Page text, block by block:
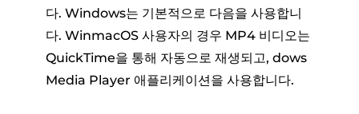
다. Windows는 기본적으로 다음을 사용합니
다. WinmacOS 사용자의 경우 MP4 비디오는
QuickTime을 통해 자동으로 재생되고, dows
Media Player 애플리케이션을 사용합니다.